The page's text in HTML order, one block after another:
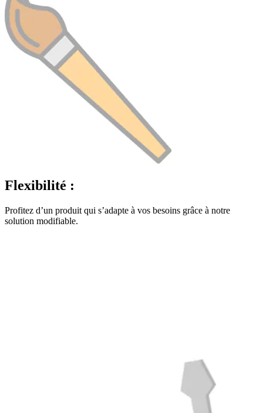
Flexibilité :
Profitez d’un produit qui s’adapte à vos besoins grâce à notre
solution modifiable.